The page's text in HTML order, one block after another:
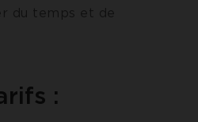
du temps et de
: